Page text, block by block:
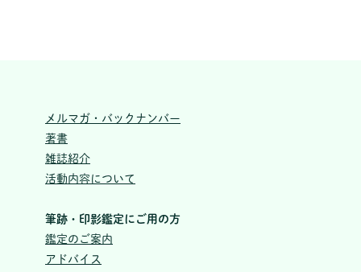
メルマガ・バックナンバー
著書
雑誌紹介
活動内容について
筆跡・印影鑑定にご用の方
鑑定のご案内
アドバイス